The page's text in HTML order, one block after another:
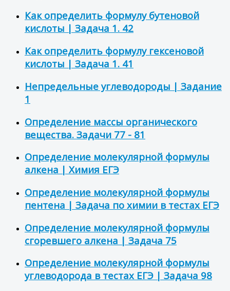
Как определить формулу бутеновой
кислоты | Задача 1. 42
Как определить формулу гексеновой
кислоты | Задача 1. 41
Непредельные углеводороды | Задание
1
Определение массы органического
вещества. Задачи 77 - 81
Определение молекулярной формулы
алкена | Химия ЕГЭ
Определение молекулярной формулы
пентена | Задача по химии в тестах ЕГЭ
Определение молекулярной формулы
сгоревшего алкена | Задача 75
Определение молекулярной формулы
углеводорода в тестах ЕГЭ | Задача 98